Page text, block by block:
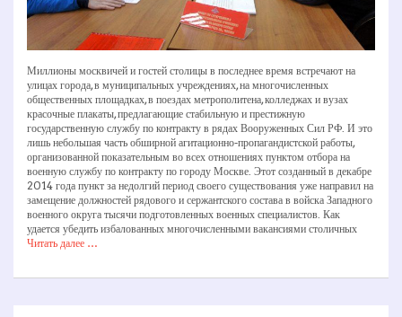
Миллионы москвичей и гостей столицы в последнее время встречают на
улицах города, в муниципальных учреждениях, на многочисленных
общественных площадках, в поездах метрополитена, колледжах и вузах
красочные плакаты, предлагающие стабильную и престижную
государственную службу по контракту в рядах Вооруженных Сил РФ. И это
лишь небольшая часть обширной агитационно-пропагандистской работы,
организованной показательным во всех отношениях пунктом отбора на
военную службу по контракту по городу Москве. Этот созданный в декабре
2014 года пункт за недолгий период своего существования уже направил на
замещение должностей рядового и сержантского состава в войска Западного
военного округа тысячи подготовленных военных специалистов. Как
удается убедить избалованных многочисленными вакансиями столичных
Читать далее …